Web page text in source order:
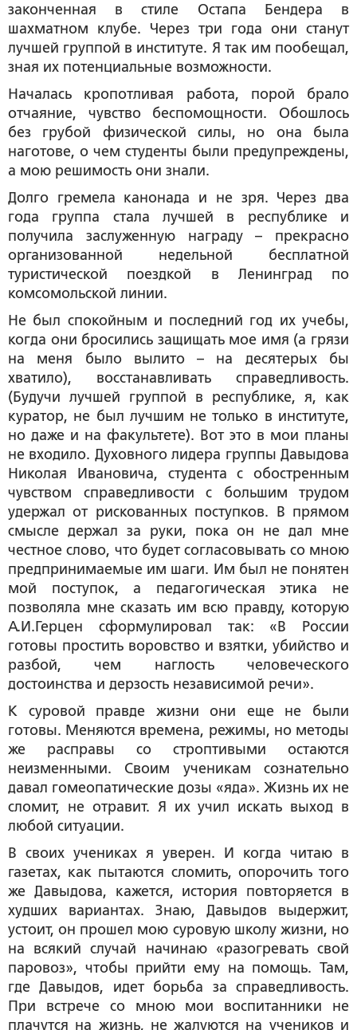
законченная в стиле Остапа Бендера в
шахматном клубе. Через три года они станут
лучшей группой в институте. Я так им пообещал,
зная их потенциальные возможности.
Началась кропотливая работа, порой брало
отчаяние, чувство беспомощности. Обошлось
без грубой физической силы, но она была
наготове, о чем студенты были предупреждены,
а мою решимость они знали.
Долго гремела канонада и не зря. Через два
года группа стала лучшей в республике и
получила заслуженную награду – прекрасно
организованной недельной бесплатной
туристической поездкой в Ленинград по
комсомольской линии.
Не был спокойным и последний год их учебы,
когда они бросились защищать мое имя (а грязи
на меня было вылито – на десятерых бы
хватило), восстанавливать справедливость.
(Будучи лучшей группой в республике, я, как
куратор, не был лучшим не только в институте,
но даже и на факультете). Вот это в мои планы
не входило. Духовного лидера группы Давыдова
Николая Ивановича, студента с обостренным
чувством справедливости с большим трудом
удержал от рискованных поступков. В прямом
смысле держал за руки, пока он не дал мне
честное слово, что будет согласовывать со мною
предпринимаемые им шаги. Им был не понятен
мой поступок, а педагогическая этика не
позволяла мне сказать им всю правду, которую
А.И.Герцен сформулировал так: «В России
готовы простить воровство и взятки, убийство и
разбой, чем наглость человеческого
достоинства и дерзость независимой речи».
К суровой правде жизни они еще не были
готовы. Меняются времена, режимы, но методы
же расправы со строптивыми остаются
неизменными. Своим ученикам сознательно
давал гомеопатические дозы «яда». Жизнь их не
сломит, не отравит. Я их учил искать выход в
любой ситуации.
В своих учениках я уверен. И когда читаю в
газетах, как пытаются сломить, опорочить того
же Давыдова, кажется, история повторяется в
худших вариантах. Знаю, Давыдов выдержит,
устоит, он прошел мою суровую школу жизни, но
на всякий случай начинаю «разогревать свой
паровоз», чтобы прийти ему на помощь. Там,
где Давыдов, идет борьба за справедливость.
При встрече со мною мои воспитанники не
плачутся на жизнь, не жалуются на учеников и